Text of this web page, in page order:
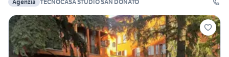
Agenzia TECNOCASA STUDIO SAN DONATO